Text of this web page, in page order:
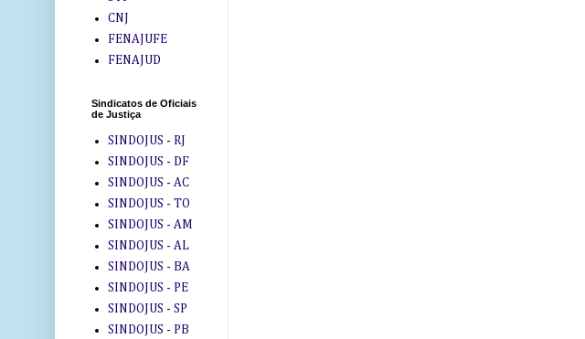
CNJ
FENAJUFE
FENAJUD
Sindicatos de Oficiais
de Justiça
SINDOJUS - RJ
SINDOJUS - DF
SINDOJUS - AC
SINDOJUS - TO
SINDOJUS - AM
SINDOJUS - AL
SINDOJUS - BA
SINDOJUS - PE
SINDOJUS - SP
SINDOJUS - PB